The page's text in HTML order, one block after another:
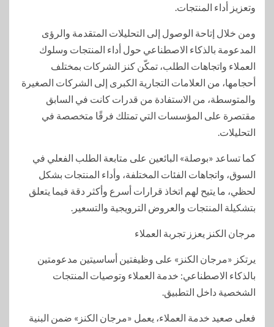
وتعزيز أداء المنتجات.
ومن خلال إتاحة الوصول إلى التحليلات المتقدمة والرؤى
المدعومة بالذكاء الاصطناعي حول أداء المنتجات وسلوك
العملاء واتجاهات الطلب، تمكّن كنز الشركات بمختلف
أحجامها، من العلامات التجارية الكبرى إلى الشركات الصغيرة
والمتوسطة، من الاستفادة من قدرات كانت في السابق
مقتصرة على المؤسسات التي تمتلك فرقًا متخصصة في
التحليلات.
كما تساعد «بوصلة» البائعين على متابعة الطلب الفعلي في
السوق، واتجاهات الفئات المختلفة، وأداء المنتجات بشكل
لحظي، ما يتيح لهم اتخاذ قرارات أسرع وأكثر دقة فيما يتعلق
بتشكيلة المنتجات والعروض الترويجية والتسعير.
مرجان الكنز يعزز تجربة العملاء
يرتكز «مرجان الكنز» على وظيفتين أساسيتين مدعومتين
بالذكاء الاصطناعي: خدمة العملاء وتوصيات المنتجات
الشخصية داخل التطبيق.
فعلى صعيد خدمة العملاء، يعمل «مرجان الكنز» ضمن البنية